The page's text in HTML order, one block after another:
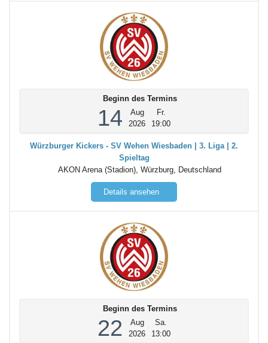
Beginn des Termins
14
Aug
2026
Fr.
19:00
Würzburger Kickers - SV Wehen Wiesbaden | 3. Liga | 2.
Spieltag
AKON Arena (Stadion), Würzburg, Deutschland
Details ansehen
Beginn des Termins
22
Aug
2026
Sa.
13:00